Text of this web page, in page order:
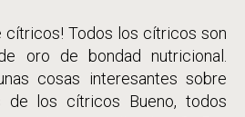
cítricos! Todos los cítricos son
oro de bondad nutricional.
cosas interesantes sobre
los cítricos Bueno, todos